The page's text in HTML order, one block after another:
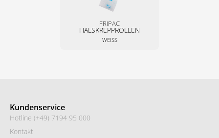
FRIPAC
HALSKREPPROLLEN
WEISS
Kundenservice
Hotline (+49) 7194 95 000
Kontakt